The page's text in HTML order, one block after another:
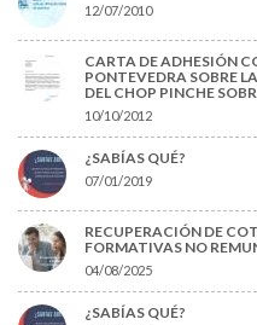
12/07/2010
CARTA DE ADHESIÓN
PONTEVEDRA SOBRE
DEL CHOP PINCHE
10/10/2012
¿SABÍAS QUÉ?
07/01/2019
RECUPERACIÓN DE
FORMATIVAS NO
04/08/2025
¿SABÍAS QUÉ?